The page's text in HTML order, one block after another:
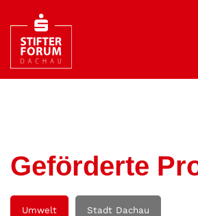
Geförderte
Umwelt Stadt Dachau